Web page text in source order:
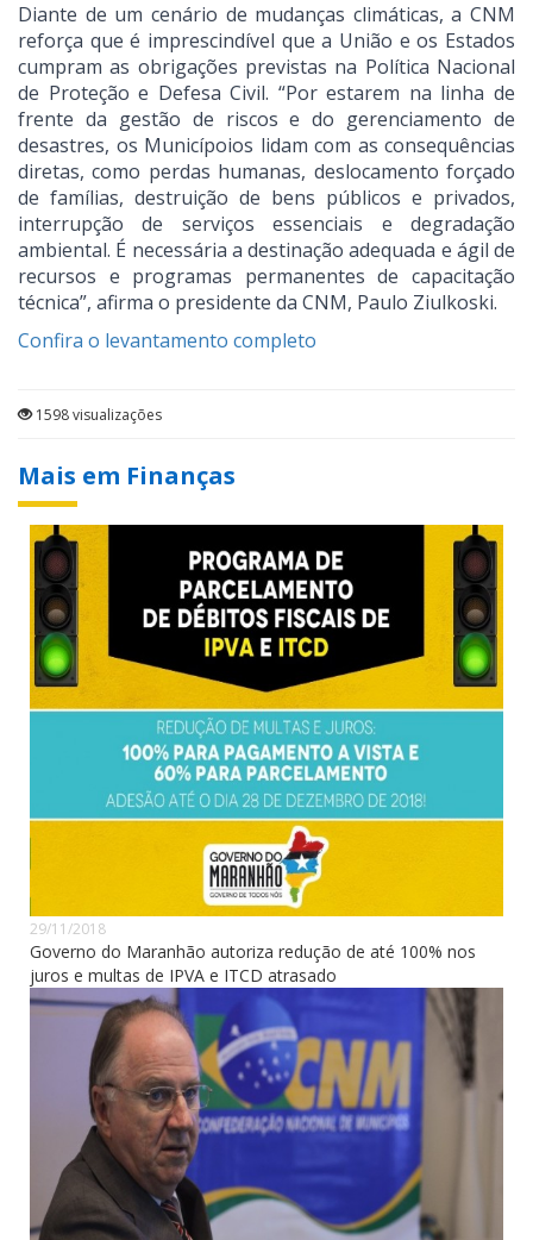
Diante de um cenário de mudanças climáticas, a CNM
reforça que é imprescindível que a União e os Estados
cumpram as obrigações previstas na Política Nacional
de Proteção e Defesa Civil. “Por estarem na linha de
frente da gestão de riscos e do gerenciamento de
desastres, os Municípoios lidam com as consequências
diretas, como perdas humanas, deslocamento forçado
de famílias, destruição de bens públicos e privados,
interrupção de serviços essenciais e degradação
ambiental. É necessária a destinação adequada e ágil de
recursos e programas permanentes de capacitação
técnica”, afirma o presidente da CNM, Paulo Ziulkoski.
Confira o levantamento completo
1598 visualizações
Mais em Finanças
29/11/2018
Governo do Maranhão autoriza redução de até 100% nos
juros e multas de IPVA e ITCD atrasado